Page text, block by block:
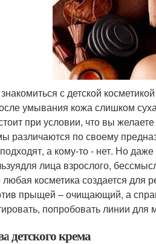
с детской
умывания кожа слишком
при условии, что вы
различаются по своему
а кому-то - нет. Но
лица взрослого,
любая косметика создается
прыщей – очищающий, а
попробовать линии
детского крема